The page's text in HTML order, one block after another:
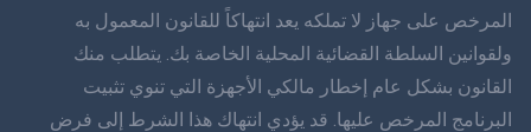
हिंददी
المرخص على جهاز لا تملكه يعد انتهاكاً للقانون المعمول به
ولقوانين السلطة القضائية المحلية الخاصة بك. يتطلب منك
القانون بشكل عام إخطار مالكي الأجهزة التي تنوي تثبيت
البرنامج المرخص عليها. قد يؤدي انتهاك هذا الشرط إلى فرض